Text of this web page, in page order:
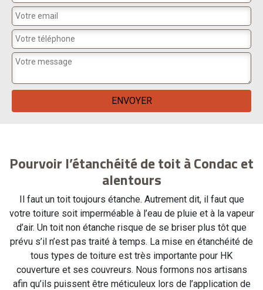
Pourvoir l’étanchéité de toit à Condac et
alentours
Il faut un toit toujours étanche. Autrement dit, il faut que
votre toiture soit imperméable à l’eau de pluie et à la vapeur
d’air. Un toit non étanche risque de se briser plus tôt que
prévu s’il n’est pas traité à temps. La mise en étanchéité de
tous types de toiture est très importante pour HK
couverture et ses couvreurs. Nous formons nos artisans
afin qu’ils puissent être méticuleux lors de l’application de